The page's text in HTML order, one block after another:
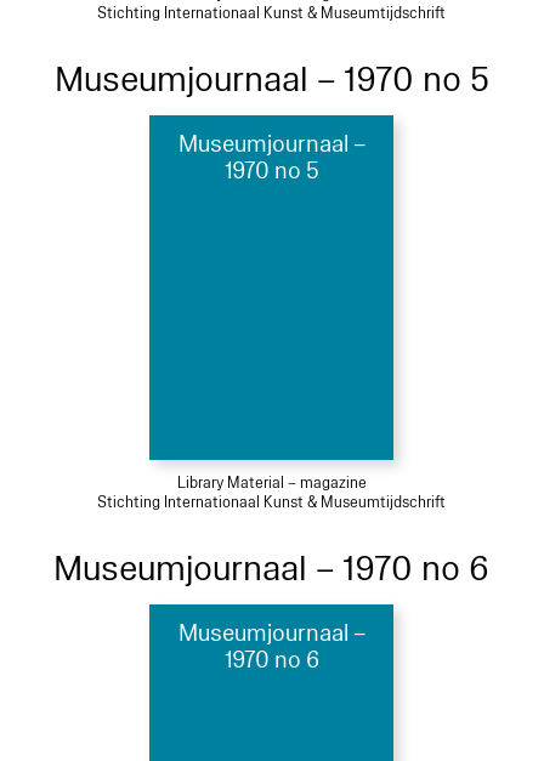
Stichting Internationaal Kunst & Museumtijdschrift
Museumjournaal – 1970 no 5
Museumjournaal –
1970 no 5
Library Material – magazine
Stichting Internationaal Kunst & Museumtijdschrift
Museumjournaal – 1970 no 6
Museumjournaal –
1970 no 6